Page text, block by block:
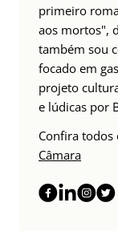
primeiro
aos mortos",
também sou
focado em
projeto
e lúdicas por
Confira todos
Câmara